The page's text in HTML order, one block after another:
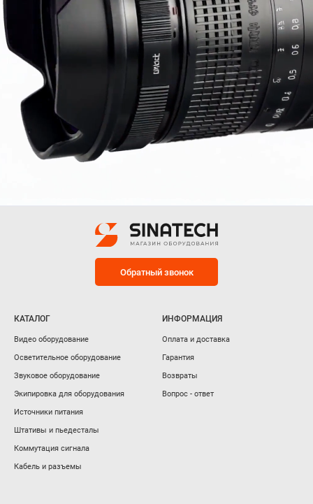
Обратный звонок
КАТАЛОГ
Видео оборудование
Осветительное оборудование
Звуковое оборудование
Экипировка для оборудования
Источники питания
Штативы и пьедесталы
Коммутация сигнала
Кабель и разъемы
ИНФОРМАЦИЯ
Оплата и доставка
Гарантия
Возвраты
Вопрос - ответ